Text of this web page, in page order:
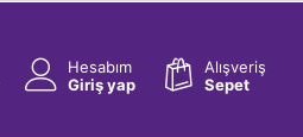
Hesabım
Giriş yap
Alışveriş
Sepet